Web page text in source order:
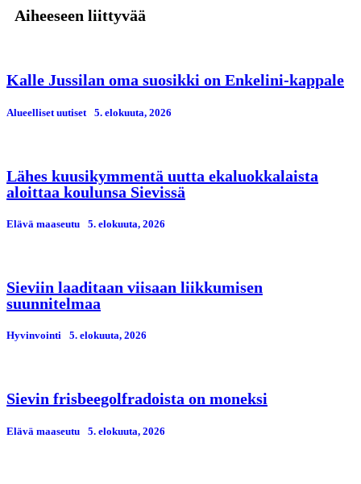
Aiheeseen liittyvää
Kalle Jussilan oma suosikki on Enkelini-kappale
Alueelliset uutiset 5. elokuuta, 2026
Lähes kuusikymmentä uutta ekaluokkalaista
aloittaa koulunsa Sievissä
Elävä maaseutu 5. elokuuta, 2026
Sieviin laaditaan viisaan liikkumisen
suunnitelmaa
Hyvinvointi 5. elokuuta, 2026
Sievin frisbeegolfradoista on moneksi
Elävä maaseutu 5. elokuuta, 2026